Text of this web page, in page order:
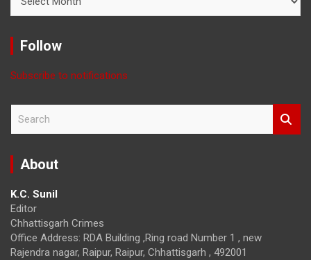
News
Month
Follow
Subscribe to notifications
r
About
K.C. Sunil
Editor
Chhattisgarh Crimes
Office Address: RDA Building ,Ring road Number 1 , new
Rajendra nagar, Raipur, Raipur, Chhattisgarh , 492001